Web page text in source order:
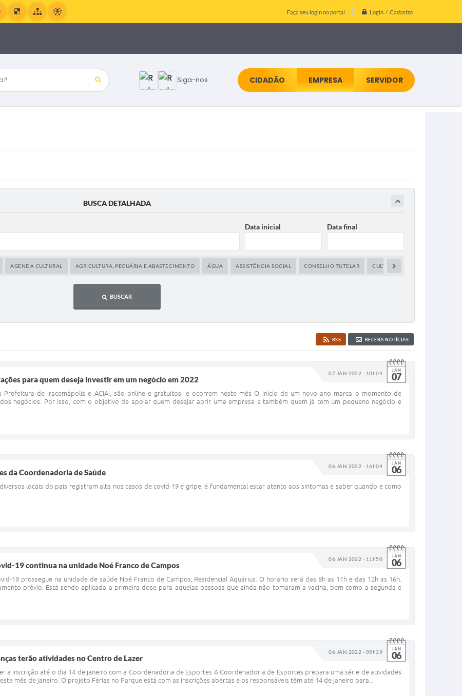
Faça seu login no portal Login / Cadastro
Siga-nos CIDADÃO EMPRESA SERVIDOR
BUSCA DETALHADA
Data inicial Data final
AGENDA CULTURAL AGRICULTURA, PECUÁRIA E ABASTECIMENTO ÁGUA ASSISTÊNCIA SOCIAL CONSELHO TUTELAR CULTURA
BUSCAR
RSS RECEBA NOTÍCIAS
07 JAN 2022 - 10h04 JAN
07
para quem deseja investir em um negócio em 2022
de Iracemápolis e ACIAI, são online e gratuitos, e ocorrem neste mês O início de um novo ano marca o momento de
negócios. Por isso, com o objetivo de apoiar quem desejar abrir uma empresa e também quem já tem um pequeno negócio e
06 JAN 2022 - 16h04 JAN
06
da Coordenadoria de Saúde
locais do país registram alta nos casos de covid-19 e gripe, é fundamental estar atento aos sintomas e saber quando e como
06 JAN 2022 - 11h50 JAN
06
19 continua na unidade Noé Franco de Campos
19 prossegue na unidade de saúde Noé Franco de Campos, Residencial Aquárius. O horário será das 8h as 11h e das 12h as 16h.
prévio. Está sendo aplicada a primeira dose para aquelas pessoas que ainda não tomaram a vacina, bem como a segunda e
06 JAN 2022 - 09h39 JAN
06
terão atividades no Centro de Lazer
a inscrição até o dia 14 de janeiro com a Coordenadoria de Esportes A Coordenadoria de Esportes prepara uma série de atividades
mês de janeiro. O projeto Férias no Parque está com as inscrições abertas e os responsáveis têm até 14 de janeiro para...